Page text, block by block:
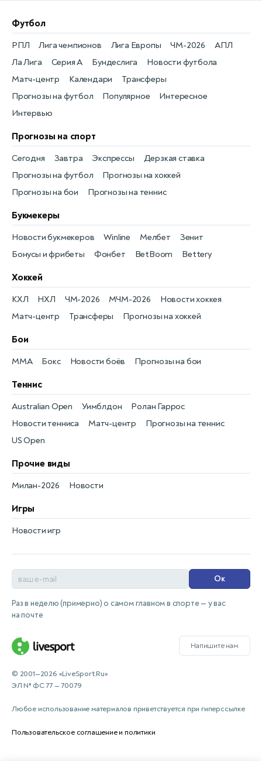
Футбол
Новости футбола
РПЛ
Матч-центр
Лига чемпионов
Календари
Лига Европы
Трансферы
ЧМ-2026
Прогнозы на футбол
АПЛ
Популярное
Ла Лига
Интересное
Серия А
Интервью
Бундеслига
Прогнозы на спорт
Прогнозы на футбол
Сегодня
Прогнозы на хоккей
Завтра
Прогнозы на бои
Экспрессы
Прогнозы на теннис
Дерзкая ставка
Букмекеры
Бонусы и фрибеты
Новости букмекеров
Фонбет
Winline
BetBoom
Мелбет
Bettery
Зенит
Хоккей
Новости хоккея
КХЛ
Матч-центр
НХЛ
Трансферы
ЧМ-2026
Прогнозы на хоккей
МЧМ-2026
Бои
Новости боёв
MMA Прогнозы на бои
Бокс
Теннис
Новости тенниса
Australian Open
Матч-центр
Уимблдон
Прогнозы на теннис
Ролан Гаррос
US Open
Прочие виды
Новости
Милан-2026
Игры
Новости игр
Ок
Раз в неделю (примерно) о самом главном в спорте — у вас
на почте
Напишите нам
© 2001—2026 «LiveSport.Ru»
ЭЛ № ФС 77 — 70079
Любое использование материалов приветствуется при гиперссылке
Пользовательское соглашение и политики